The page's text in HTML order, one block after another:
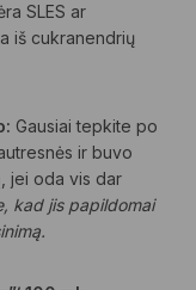
SLES ar
iš cukranendrių
Gausiai tepkite po
ir buvo
jei oda vis dar
kad jis papildomai